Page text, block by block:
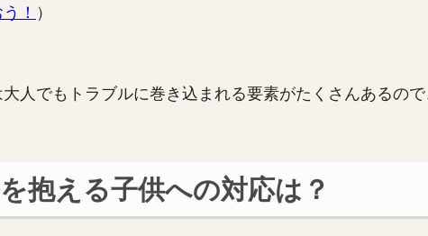
！ ）
人でもトラブルに巻き込まれる要素がたくさんあるので
抱える子供への対応は？